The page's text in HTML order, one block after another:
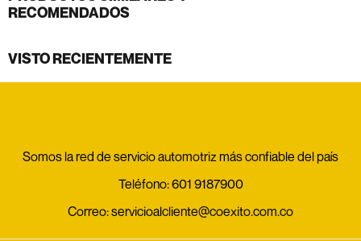
RECOMENDADOS
VISTO RECIENTEMENTE
Somos la red de servicio automotriz más confiable del país
Teléfono:601 9187900
Correo:servicioalcliente@coexito.com.co